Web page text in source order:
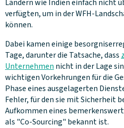
Ländern wie Indien einfach nicht
verfügten, um in der WFH-
können.
Dabei kamen einige
Tage, darunter die Tatsache, dass
Unternehmen nicht in der Lage
wichtigen Vorkehrungen für die
Phase eines ausgelagerten
Fehler, für den sie mit Sicherheit
Aufkommen eines
als "Co-Sourcing" bekannt ist.